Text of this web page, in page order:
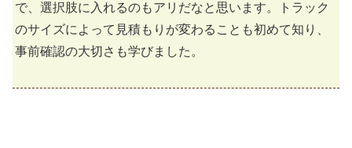
で、選択肢に入れるのもアリだなと思います。トラック
のサイズによって見積もりが変わることも初めて知り、
事前確認の大切さも学びました。